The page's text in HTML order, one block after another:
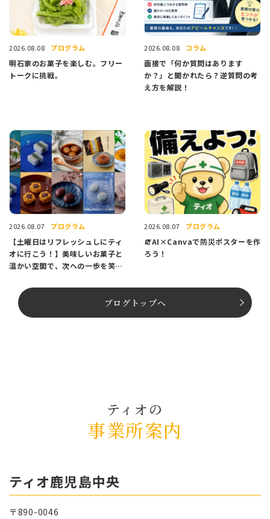
2026.08.08 プログラム
明石家のお菓子を楽しむ。フリー
トークに挑戦。
2026.08.08 コラム
面接で「何か質問はあります
か？」と聞かれたら？逆質問の考
え方を解説！
2026.08.07 プログラム
【土曜日はリフレッシュしにティ
オに行こう！】美味しいお菓子と
温かい空間で、次への一歩を笑顔
2026.08.07 プログラム
🧯AI×Canvaで防災ポスターを作
ろう！
ブログトップへ
ティオの
事業所案内
ティオ⿅児島中央
〒890-0046